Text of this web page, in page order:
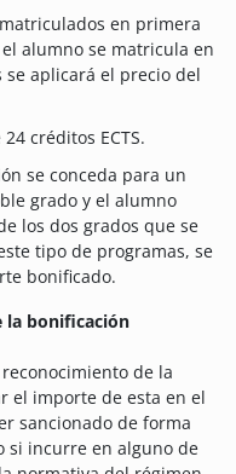
en primera
alumno se matricula en
se aplicará el precio del
créditos ECTS.
se conceda para un
grado y el alumno
los dos grados que se
tipo de programas, se
bonificado.
la bonificación
de la
el importe de esta en el
sancionado de forma
si incurre en alguno de